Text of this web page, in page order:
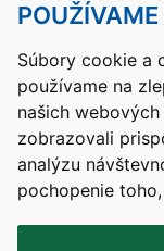
Súbory cookie a
používame na
našich
zobrazovali
analýzu
pochopenie
Kontakty Mapa
Nastavenia cookies
Prevádzkovateľom
vývoja a mládeže